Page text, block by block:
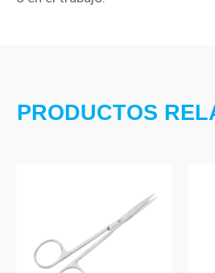
PRODUCTOS